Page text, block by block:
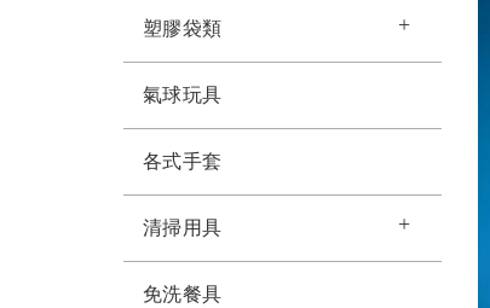
塑膠袋類
氣球玩具
各式手套
清掃用具
免洗餐具